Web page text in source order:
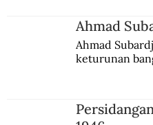
Ahmad
Ahmad
keturunan